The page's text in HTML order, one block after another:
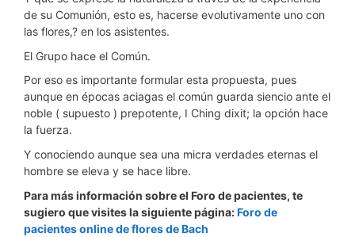
de su Comunión, esto es, hacerse evolutivamente uno con
las flores,? en los asistentes.
El Grupo hace el Común.
Por eso es importante formular esta propuesta, pues
aunque en épocas aciagas el común guarda siencio ante el
noble ( supuesto ) prepotente, I Ching dixit; la opción hace
la fuerza.
Y conociendo aunque sea una micra verdades eternas el
hombre se eleva y se hace libre.
Para más información sobre el Foro de pacientes, te
sugiero que visites la siguiente página:Foro de
pacientes online de flores de Bach